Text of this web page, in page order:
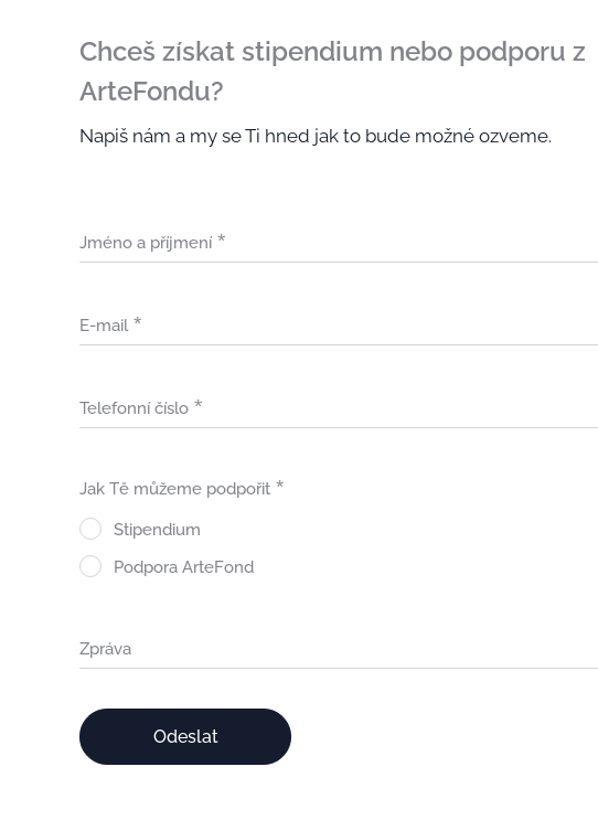
Chceš získat stipendium nebo podporu z
ArteFondu?
Napiš nám a my se Ti hned jak to bude možné ozveme.
Jméno a příjmení
E-mail
Telefonní číslo
Jak Tě můžeme podpořit
Stipendium
Podpora ArteFond
Zpráva
Odeslat